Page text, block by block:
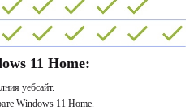
11 Home:
уебсайт.
Windows 11 Home.